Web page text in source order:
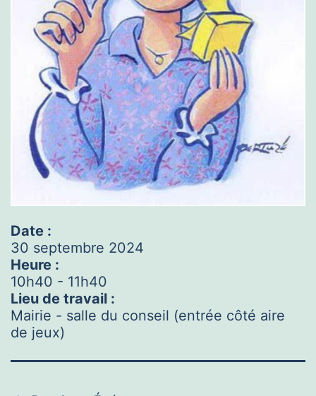
Date :
30 septembre 2024
Heure :
10h40 - 11h40
Lieu de travail :
Mairie - salle du conseil (entrée côté aire
de jeux)